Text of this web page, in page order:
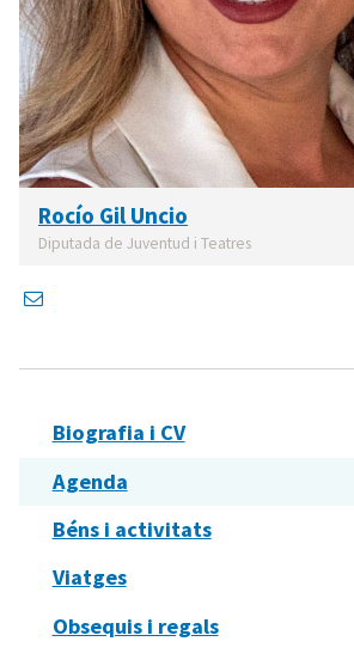
Rocío Gil Uncio
Diputada de Juventud i Teatres
Biografia i CV
Agenda
Béns i activitats
Viatges
Obsequis i regals